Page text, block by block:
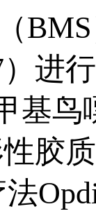
BMS
）
基
胶